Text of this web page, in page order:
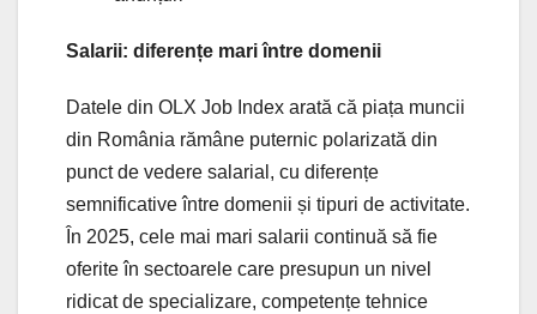
Salarii: diferențe mari între domenii
Datele din OLX Job Index arată că piața muncii
din România rămâne puternic polarizată din
punct de vedere salarial, cu diferențe
semnificative între domenii și tipuri de activitate.
În 2025, cele mai mari salarii continuă să fie
oferite în sectoarele care presupun un nivel
ridicat de specializare, competențe tehnice